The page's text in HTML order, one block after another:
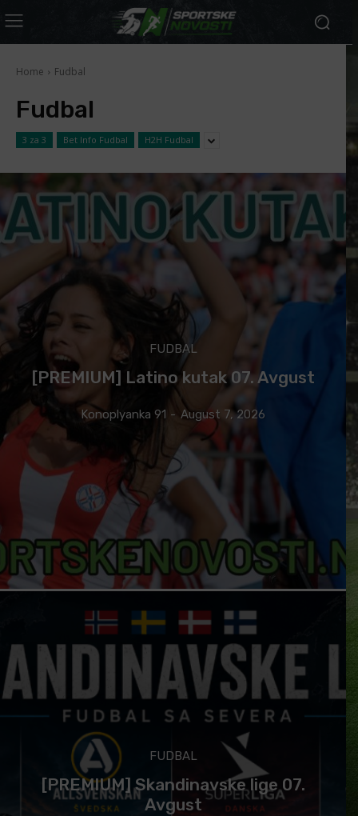
Home Fudbal
Fudbal
3 za 3 Bet Info Fudbal H2H Fudbal
FUDBAL
[PREMIUM] Latino kutak 07. Avgust
Konoplyanka 91 - August 7, 2026
FUDBAL
[PREMIUM] Skandinavske lige 07.
Avgust